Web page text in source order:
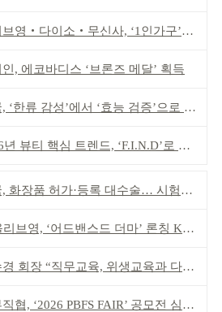
영‧다이소‧무신사, ‘1인가구’가 이끈다
, 에코바디스 ‘브론즈 메달’ 획득
한류 감성’에서 ‘효능 검증’으로 중심 이동
뷰티 핵심 트렌드, ‘F.I.N.D’로 읽는다
장품 허가·등록 대수술… 시험자료 공용 허용
브영, ‘어드밴스드 더마’ 론칭 K더마 육성 박차
회장 “직무교육, 위생교육과 다르다”
협, ‘2026 PBFS FAIR’ 공모전 심사 성료